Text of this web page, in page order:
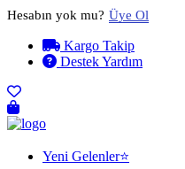
Hesabın yok mu? Üye Ol
Kargo Takip
Destek Yardım
Yeni Gelenler⭐